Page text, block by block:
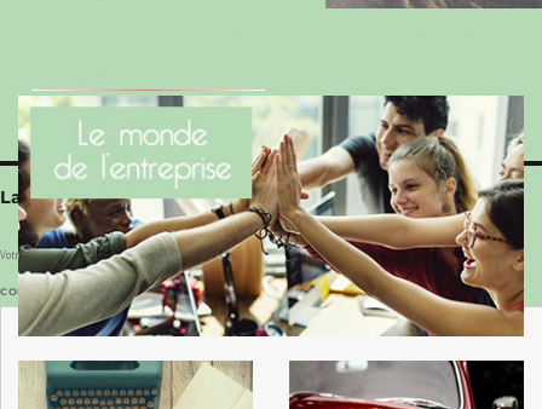
Laisser un commentaire
Votre adresse e-mail ne sera pas publiée. Les champs obligatoires sont indiqués avec
COMMENTAIRE*